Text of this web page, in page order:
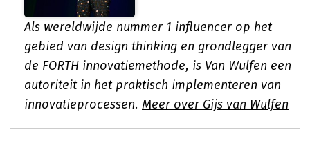
Als wereldwijde nummer 1 influencer op het
gebied van design thinking en grondlegger van
de FORTH innovatiemethode, is Van Wulfen een
autoriteit in het praktisch implementeren van
innovatieprocessen. Meer over Gijs van Wulfen